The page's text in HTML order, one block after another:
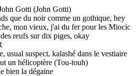
Gotti (John Gotti)
que du noir comme un gothique, hey
mon vieux, j'ai du fer pour les Miocic
reufs sur dix piges, okay
usual suspect, kalashé dans le vestiaire
un hélicoptère (Tou-touh)
bien la dégaine